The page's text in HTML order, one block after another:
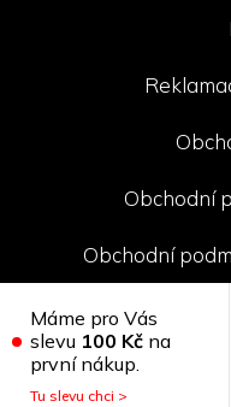
Obchodní
Obchodní
Máme pro Vás
slevu 100 Kč na
první nákup.
Tu slevu chci >